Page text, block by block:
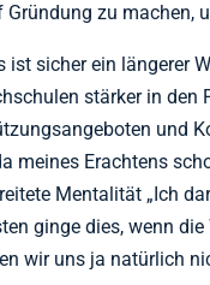
Gründung zu machen,
ist sicher ein längerer
stärker in den
und
meines Erachtens
Mentalität „Ich
ginge dies, wenn
wir uns ja natürlich